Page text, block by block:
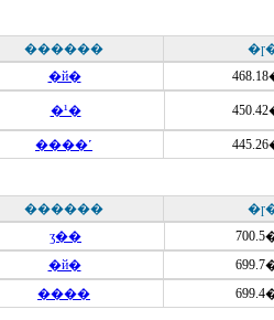
������
�й�
�¹�
����˹
������
ӡ��
�й�
����